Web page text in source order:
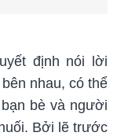
định nói lời
nhau, có thể
bè và người
Bởi lẽ trước